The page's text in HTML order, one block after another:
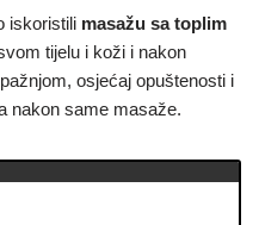
iskoristili masažu sa toplim
tijelu i koži i nakon
osjećaj opuštenosti i
nakon same masaže.